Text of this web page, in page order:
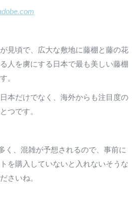
見頃で、広大な敷地に藤棚と藤の花
人を虜にする日本で最も美しい藤棚
。
本だけでなく、海外からも注目度の
つです。
く、混雑が予想されるので、事前に
を購入していないと入れないそうな
さいね。